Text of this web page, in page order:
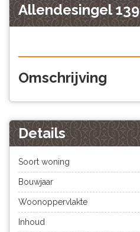
Allendesingel
Omschrijving
Details
Soort woning
Bouwjaar
Woonoppervlakte
Inhoud